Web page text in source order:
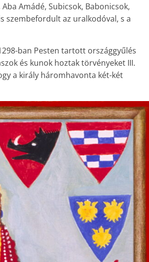
Amádé, Subicsok, Babonicsok,
szembefordult az uralkodóval, s a
ban Pesten tartott országgyűlés
és kunok hoztak törvényeket III.
a király háromhavonta két-két